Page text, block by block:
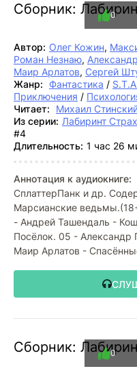
Сборник: 0
Автор: Олег Кожин,
Роман Незнаю,
Маир Арлатов, Сергей
Жанр:
Фантастика /
Приключения /
Читает:
Михаил
Из серии: Лабиринт
#4
Длительность: 1 час 26
Аннотация к аудиокниге:
СплаттерПанк и др.
Марсианские
- Андрей Ташендаль -
Посёлок. 05 - Александр
Маир Арлатов -
Сборник: 0